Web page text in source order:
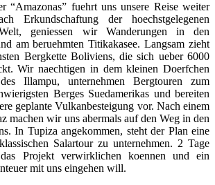
“Amazonas” fuehrt uns unsere Reise weiter
Erkundschaftung der hoechstgelegenen
geniessen wir Wanderungen in den
am beruehmten Titikakasee. Langsam zieht
Bergkette Boliviens, die sich ueber 6000
Wir naechtigen in dem kleinen Doerfchen
Illampu, unternehmen Bergtouren zum
Berges Suedamerikas und bereiten
geplante Vulkanbesteigung vor. Nach einem
machen wir uns abermals auf den Weg in den
In Tupiza angekommen, steht der Plan eine
Salartour zu unternehmen. 2 Tage
Projekt verwirklichen koennen und ein
mit uns eingehen will.